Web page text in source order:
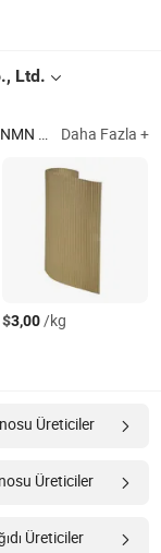
Ltd.
Alüminyum Tel Daha Fazla +
$3,00/kg
Üreticiler
Üreticiler
Üreticiler